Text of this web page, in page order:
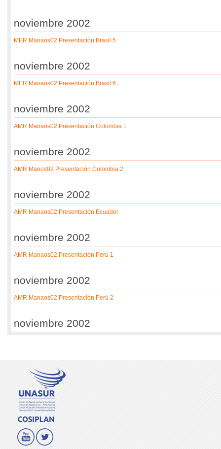
noviembre 2002
MER Manaos02 Presentación Brasil 5
noviembre 2002
MER Manaos02 Presentación Brasil 6
noviembre 2002
AMR Manaos02 Presentación Colombia 1
noviembre 2002
AMR Manos02 Presentación Colombia 2
noviembre 2002
AMR Manaos02 Presentación Ecuador
noviembre 2002
AMR Manaos02 Presentación Perú 1
noviembre 2002
AMR Manaos02 Presentación Perú 2
noviembre 2002